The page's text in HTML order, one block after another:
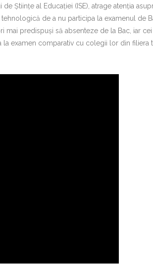
Științe al Educației (ISE), atrage atenția
de a nu participa la examenul de
predispuși să absenteze de la Bac, iar
examen comparativ cu colegii lor din filiera